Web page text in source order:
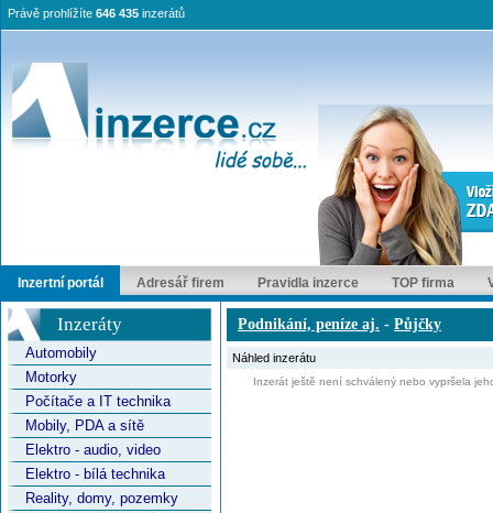
Právě prohlížíte 646 435 inzerátů
Inzertní portál Adresář firem Pravidla inzerce TOP firma
Inzeráty
Automobily
Motorky
Počítače a IT technika
Mobily, PDA a sítě
Elektro - audio, video
Elektro - bílá technika
Reality, domy, pozemky
Podnikání, peníze aj. - Půjčky
Náhled inzerátu
Inzerát ještě není schválený nebo vypršela